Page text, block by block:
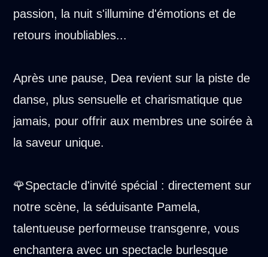
passion, la nuit s'illumine d'émotions et de
retours inoubliables...
Après une pause, Dea revient sur la piste de
danse, plus sensuelle et charismatique que
jamais, pour offrir aux membres une soirée à
la saveur unique.
🌹Spectacle d'invité spécial : directement sur
notre scène, la séduisante Pamela,
talentueuse performeuse transgenre, vous
enchantera avec un spectacle burlesque